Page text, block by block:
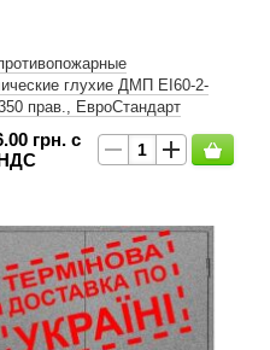
глухие ДМП ЕІ60-2-
прав., ЕвроСтандарт
грн. с